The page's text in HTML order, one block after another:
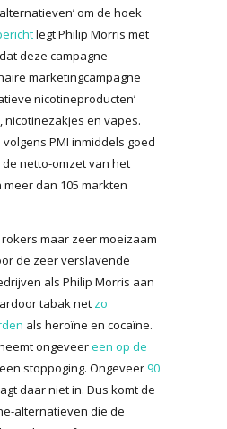
om de hoek
legt Philip Morris met
deze campagne
marketingcampagne
nicotineproducten’
nicotinezakjes en vapes.
PMI inmiddels goed
netto-omzet van het
dan 105 markten
maar zeer moeizaam
de zeer verslavende
als Philip Morris aan
tabak net zo
als heroïne en cocaïne.
ongeveereen op de
stoppoging. Ongeveer90
daar niet in. Dus komt de
alternatieven die de